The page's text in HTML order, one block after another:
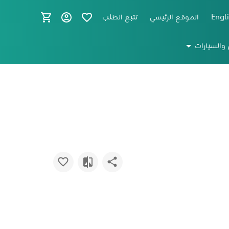
الموقع الرئيسي تتبع الطلب
والسيارات